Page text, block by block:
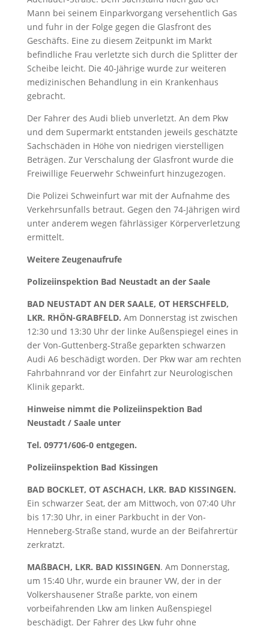
Mann bei seinem Einparkvorgang versehentlich Gas
und fuhr in der Folge gegen die Glasfront des
Geschäfts. Eine zu diesem Zeitpunkt im Markt
befindliche Frau verletzte sich durch die Splitter der
Scheibe leicht. Die 40-Jährige wurde zur weiteren
medizinischen Behandlung in ein Krankenhaus
gebracht.
Der Fahrer des Audi blieb unverletzt. An dem Pkw
und dem Supermarkt entstanden jeweils geschätzte
Sachschäden in Höhe von niedrigen vierstelligen
Beträgen. Zur Verschalung der Glasfront wurde die
Freiwillige Feuerwehr Schweinfurt hinzugezogen.
Die Polizei Schweinfurt war mit der Aufnahme des
Verkehrsunfalls betraut. Gegen den 74-Jährigen wird
unter anderem wegen fährlässiger Körperverletzung
ermittelt.
Weitere Zeugenaufrufe
Polizeiinspektion Bad Neustadt an der Saale
BAD NEUSTADT AN DER SAALE, OT HERSCHFELD,
LKR. RHÖN-GRABFELD. Am Donnerstag ist zwischen
12:30 und 13:30 Uhr der linke Außenspiegel eines in
der Von-Guttenberg-Straße geparkten schwarzen
Audi A6 beschädigt worden. Der Pkw war am rechten
Fahrbahnrand vor der Einfahrt zur Neurologischen
Klinik geparkt.
Hinweise nimmt die Polizeiinspektion Bad
Neustadt / Saale unter
Tel. 09771/606-0 entgegen.
Polizeiinspektion Bad Kissingen
BAD BOCKLET, OT ASCHACH, LKR. BAD KISSINGEN.
Ein schwarzer Seat, der am Mittwoch, von 07:40 Uhr
bis 17:30 Uhr, in einer Parkbucht in der Von-
Henneberg-Straße stand, wurde an der Beifahrertür
zerkratzt.
MAßBACH, LKR. BAD KISSINGEN. Am Donnerstag,
um 15:40 Uhr, wurde ein brauner VW, der in der
Volkershausener Straße parkte, von einem
vorbeifahrenden Lkw am linken Außenspiegel
beschädigt. Der Fahrer des Lkw fuhr ohne